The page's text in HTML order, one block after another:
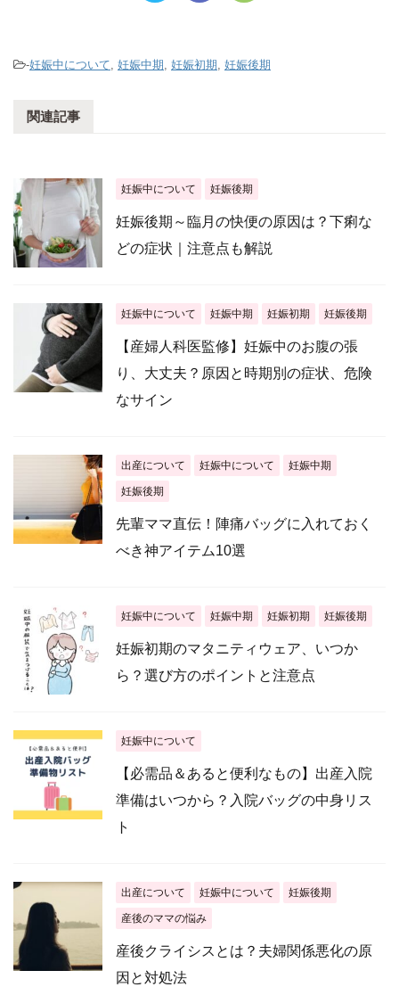
-妊娠中について, 妊娠中期, 妊娠初期, 妊娠後期
関連記事
妊娠中について 妊娠後期
妊娠後期～臨月の快便の原因は？下痢な
どの症状｜注意点も解説
妊娠中について 妊娠中期 妊娠初期 妊娠後期
【産婦人科医監修】妊娠中のお腹の張
り、大丈夫？原因と時期別の症状、危険
なサイン
出産について 妊娠中について 妊娠中期
妊娠後期
先輩ママ直伝！陣痛バッグに入れておく
べき神アイテム10選
妊娠中について 妊娠中期 妊娠初期 妊娠後期
妊娠初期のマタニティウェア、いつか
ら？選び方のポイントと注意点
妊娠中について
【必需品＆あると便利なもの】出産入院
準備はいつから？入院バッグの中身リス
ト
出産について 妊娠中について 妊娠後期
産後のママの悩み
産後クライシスとは？夫婦関係悪化の原
因と対処法